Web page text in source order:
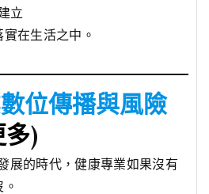
立
在生活之中。
位傳播與風險
多)
展的時代，健康專業如果沒有